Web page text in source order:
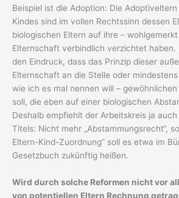
Beispiel ist die Adoption: Die
Kindes sind im vollen Rechtssinn dessen
biologischen Eltern auf ihre –
Elternschaft verbindlich verzichtet haben.
den Eindruck, dass das Prinzip dieser
Elternschaft an die Stelle oder
wie ich es mal nennen will –
soll, die eben auf einer biologischen
Deshalb empfiehlt der Arbeitskreis ja
Titels: Nicht mehr „Abstammungsrecht“,
Eltern-Kind-Zuordnung“ soll es etwa im
Gesetzbuch zukünftig heißen.
Wird durch solche Reformen nicht vor
von potentiellen Eltern Rechnung